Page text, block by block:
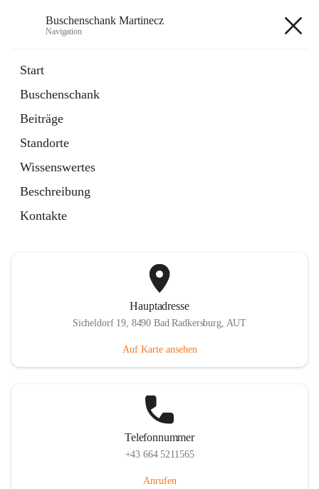
Buschenschank Martinecz
Navigation
Start
Buschenschank
Beiträge
Standorte
Wissenswertes
Beschreibung
Kontakte
Artikel
in
Tab
Der Buschenschank
öffnet
in
neuem
Tab
Hauptadresse
Sicheldorf 19, 8490 Bad Radkersburg, AUT
Auf Karte ansehen
Telefonnummer
+43 664 5211565
Anrufen